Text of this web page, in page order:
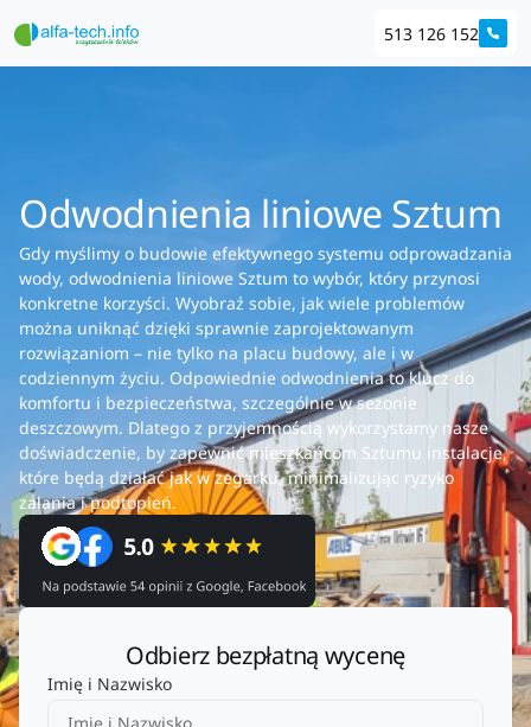
513 126 152
Odwodnienia liniowe Sztum
Gdy myślimy o budowie efektywnego systemu odprowadzania
wody, odwodnienia liniowe Sztum to wybór, który przynosi
konkretne korzyści. Wyobraź sobie, jak wiele problemów
można uniknąć dzięki sprawnie zaprojektowanym
rozwiązaniom – nie tylko na placu budowy, ale i w
codziennym życiu. Odpowiednie odwodnienia to klucz do
komfortu i bezpieczeństwa, szczególnie w sezonie
deszczowym. Dlatego z przyjemnością wykorzystamy nasze
doświadczenie, by zapewnić mieszkańcom Sztumu instalacje,
które będą działać jak w zegarku, minimalizując ryzyko
zalania i podtopień.
Odbierz bezpłatną wycenę
Imię i Nazwisko